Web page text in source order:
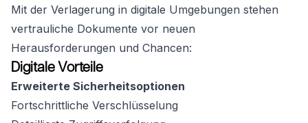
Mit der Verlagerung in digitale Umgebungen stehen
vertrauliche Dokumente vor neuen
Herausforderungen und Chancen:
Digitale Vorteile
Erweiterte Sicherheitsoptionen
Fortschrittliche Verschlüsselung